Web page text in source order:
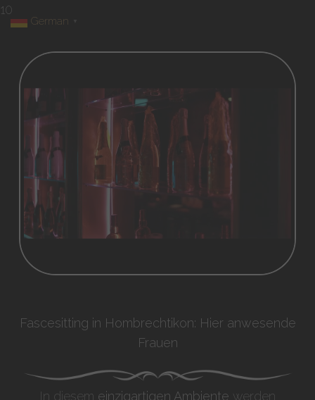
10
Fascesitting in Hombrechtikon: Hier anwesende
Frauen
In diesem einzigartigen Ambiente werden
German